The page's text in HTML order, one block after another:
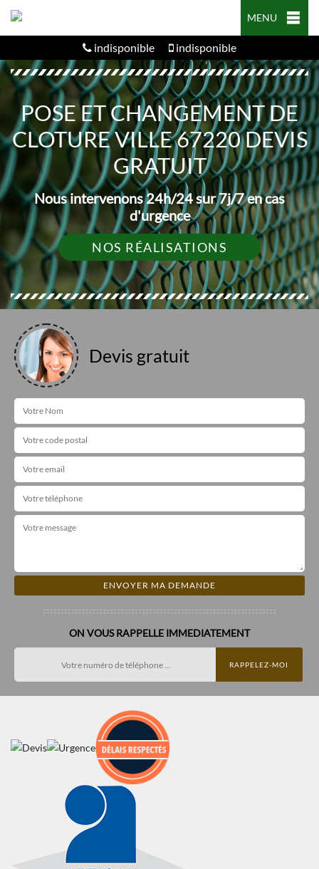
MENU
indisponible indisponible
POSE ET CHANGEMENT DE
CLOTURE VILLE 67220 DEVIS
GRATUIT
Nous intervenons 24h/24 sur 7j/7 en cas
d'urgence
NOS RÉALISATIONS
Devis gratuit
ON VOUS RAPPELLE IMMEDIATEMENT